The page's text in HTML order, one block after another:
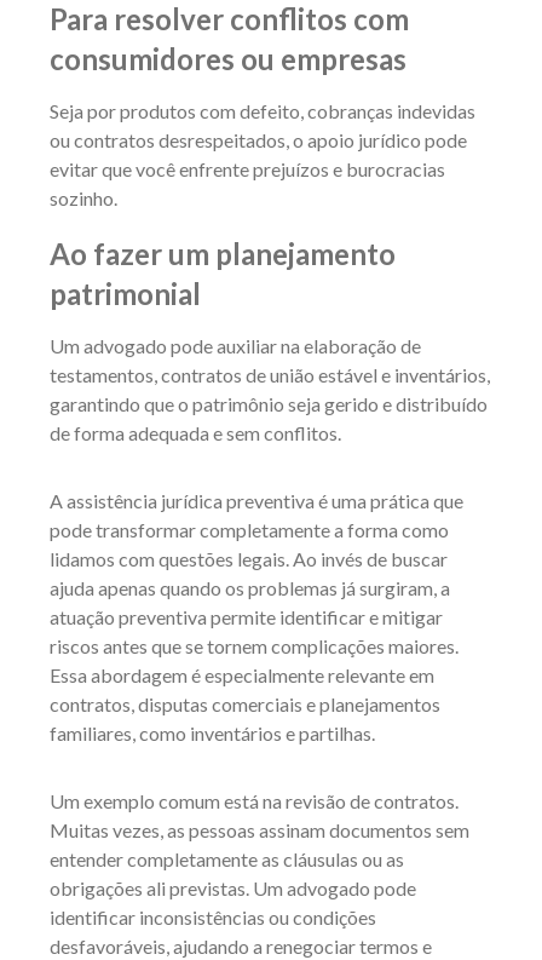
Para resolver conflitos com
consumidores ou empresas
Seja por produtos com defeito, cobranças indevidas
ou contratos desrespeitados, o apoio jurídico pode
evitar que você enfrente prejuízos e burocracias
sozinho.
Ao fazer um planejamento
patrimonial
Um advogado pode auxiliar na elaboração de
testamentos, contratos de união estável e inventários,
garantindo que o patrimônio seja gerido e distribuído
de forma adequada e sem conflitos.
A assistência jurídica preventiva é uma prática que
pode transformar completamente a forma como
lidamos com questões legais. Ao invés de buscar
ajuda apenas quando os problemas já surgiram, a
atuação preventiva permite identificar e mitigar
riscos antes que se tornem complicações maiores.
Essa abordagem é especialmente relevante em
contratos, disputas comerciais e planejamentos
familiares, como inventários e partilhas.
Um exemplo comum está na revisão de contratos.
Muitas vezes, as pessoas assinam documentos sem
entender completamente as cláusulas ou as
obrigações ali previstas. Um advogado pode
identificar inconsistências ou condições
desfavoráveis, ajudando a renegociar termos e